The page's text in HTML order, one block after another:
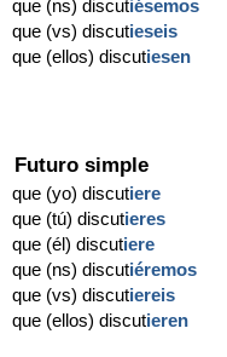
que (ns) discutiésemos
que (vs) discutieseis
que (ellos) discutiesen
Futuro simple
que (yo) discutiere
que (tú) discutieres
que (él) discutiere
que (ns) discutiéremos
que (vs) discutiereis
que (ellos) discutieren